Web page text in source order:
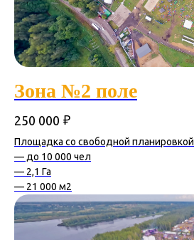
Зона №2 поле
250 000 ₽
Площадка со свободной планировкой
— до 10 000 чел
— 2,1 Га
— 21 000 м2